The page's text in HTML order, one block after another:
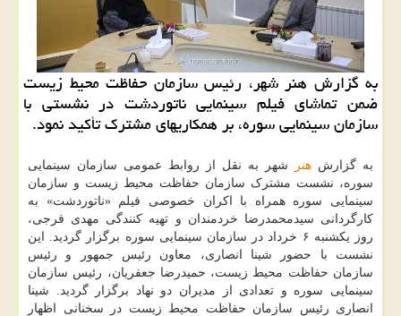
به گزارش هنر شهر، رئیس سازمان حفاظت محیط زیست
ضمن تماشای فیلم سینمایی ناتوردشت در نشستی با
سازمان سینمایی سوره، بر همکاریهای مشترک تأکید نمود.
به گزارش هنر
شهر به نقل از روابط عمومی سازمان سینمایی
سوره، نشست مشترک سازمان حفاظت محیط زیست و سازمان
سینمایی سوره همراه با اکران خصوصی فیلم «ناتوردشت» به
کارگردانی سیدمحمدرضا خردمندان و تهیه کنندگی مهدی فرجی،
روز یکشنبه ۶ خرداد در سازمان سینمایی سوره برگزار گردید. این
نشست با حضور شینا انصاری، معاون رئیس جمهور و رئیس
سازمان حفاظت محیط زیست، حمیدرضا جعفریان، رئیس سازمان
سینمایی سوره و تعدادی از مدیران دو نهاد برگزار گردید. شینا
انصاری رئیس سازمان حفاظت محیط زیست در سخنانی اظهار